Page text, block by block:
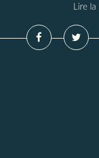
Lire la